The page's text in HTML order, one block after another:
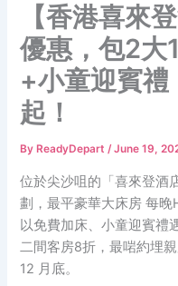
【香港喜來
優惠，包2大
+小童迎賓禮
起！
By ReadyDepart/June 19,
位於尖沙咀的「喜來登酒
劃，最平豪華大床房 每晚
以免費加床、小童迎賓禮
二間客房8折，最啱約埋
12 月底。